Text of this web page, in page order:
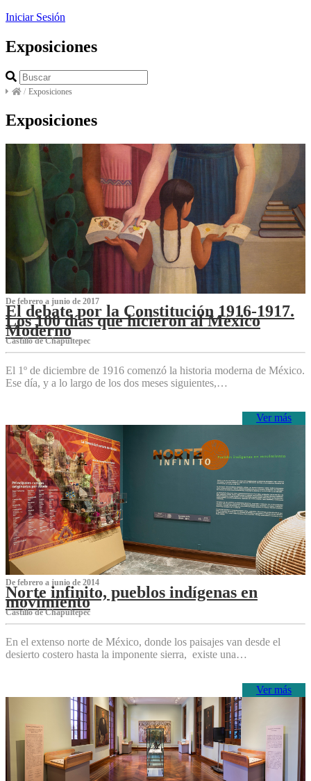
Iniciar Sesión
Exposiciones
/ Exposiciones
Exposiciones
De febrero a junio de 2017
El debate por la Constitución 1916-1917.
Los 100 días que hicieron al México
Moderno
Castillo de Chapultepec
El 1º de diciembre de 1916 comenzó la historia moderna de México.
Ese día, y a lo largo de los dos meses siguientes,…
Ver más
De febrero a junio de 2014
Norte infinito, pueblos indígenas en
movimiento
Castillo de Chapultepec
En el extenso norte de México, donde los paisajes van desde el
desierto costero hasta la imponente sierra, existe una…
Ver más